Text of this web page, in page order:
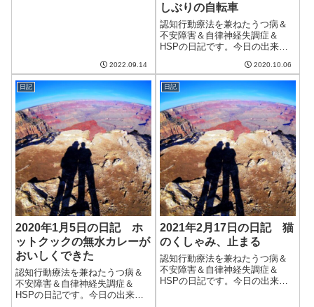
2022.09.14
しぶりの自転車
認知行動療法を兼ねたうつ病＆
不安障害＆自律神経失調症＆
HSPの日記です。今日の出来事
晴れてきたものの、日中はほぼ
曇りだった。また台風が来てい
てその影響でしばらく天気は悪
いらしい。うつ持ちとしてはま
さに憂鬱。午前中...
2020.10.06
日記
2020年1月5日の日記 ホ
ットクックの無水カレーが
おいしくできた
認知行動療法を兼ねたうつ病＆
不安障害＆自律神経失調症＆
HSPの日記です。今日の出来事
日記
2021年2月17日の日記 猫
のくしゃみ、止まる
認知行動療法を兼ねたうつ病＆
不安障害＆自律神経失調症＆
HSPの日記です。今日の出来事